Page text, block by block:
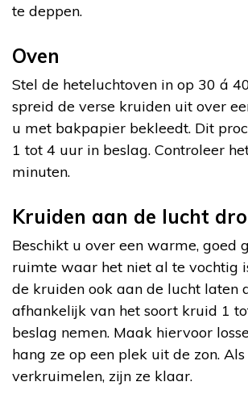
te deppen.
Oven
Stel de heteluchtoven in op 30 á
spreid de verse kruiden uit over
u met bakpapier bekleedt. Dit
1 tot 4 uur in beslag. Controleer
minuten.
Kruiden aan de lucht
Beschikt u over een warme, goed
ruimte waar het niet al te vochtig
de kruiden ook aan de lucht laten
afhankelijk van het soort kruid 1
beslag nemen. Maak hiervoor
hang ze op een plek uit de zon.
verkruimelen, zijn ze klaar.